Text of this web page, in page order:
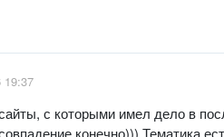
19:37
с которыми имел дело в
конечно))) Тематика